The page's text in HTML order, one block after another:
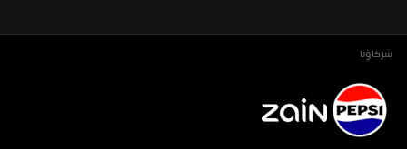
شركاؤنا